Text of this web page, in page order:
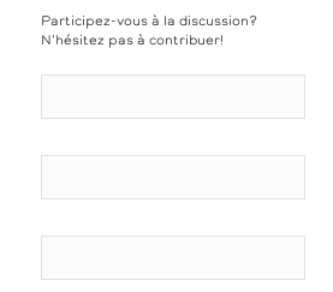
Participez-vous à la discussion?
N'hésitez pas à contribuer!